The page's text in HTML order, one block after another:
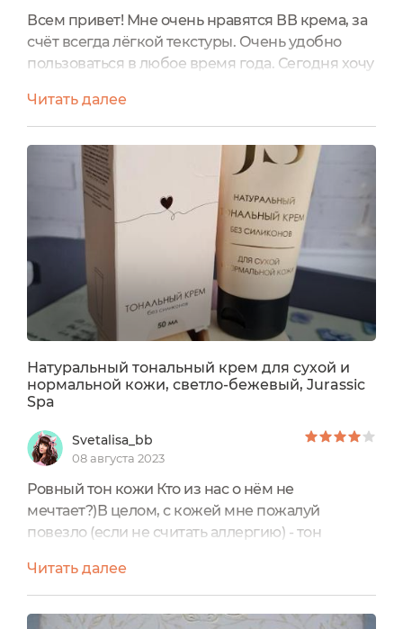
Всем привет! Мне очень нравятся ВВ крема, за
счёт всегда лёгкой текстуры. Очень удобно
пользоваться в любое время года. Сегодня хочу
с лёгкой текстурой, больше напоминающий ВВ
крем. Натуральный тональный крем для
нормальной и сухой кожи лица Jurassic
spaКупить можно на любом плей
маркете. Цена: 664 рубляОбъём: 50 млТон:
бежевыйТип кожи: для нормальной и...
Читать далее
Натуральный тональный крем для сухой и
нормальной кожи, светло-бежевый, Jurassic
Spa
Svetalisa_bb
08 августа 2023
Ровный тон кожи Кто из нас о нём не
мечтает?)В целом, с кожей мне пожалуй
повезло (если не считать аллергию) - тон
минимум прыщей. Однако, для меня лично,
тональный крем является не столько
средством маскировки, сколько защитой от
Читать далее